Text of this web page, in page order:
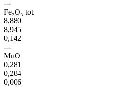
---
Fe₂O₃ tot.
8,880
8,945
0,142
---
MnO
0,281
0,284
0,006